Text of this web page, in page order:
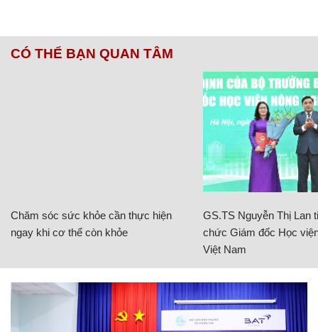
CÓ THỂ BẠN QUAN TÂM
Chăm sóc sức khỏe cần thực hiện
ngay khi cơ thể còn khỏe
GS.TS Nguyễn Thị Lan
chức Giám đốc Học
Việt Nam